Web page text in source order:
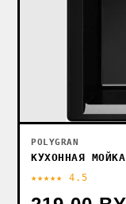
POLYGRAN
КУХОННАЯ МОЙКА
★★★★★ 4.5